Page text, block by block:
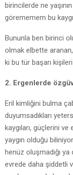
birincilerde ne yaşının
görememem bu
Bununla ben birinci
olmak elbette
ki bu tür başarı
2. Ergenlerde
Eril kimliğini bulma
duyumsadıkları
kaygıları, güçlerini
yaygın olduğu
henüz oluşmadığı ya
evrede daha şiddetli